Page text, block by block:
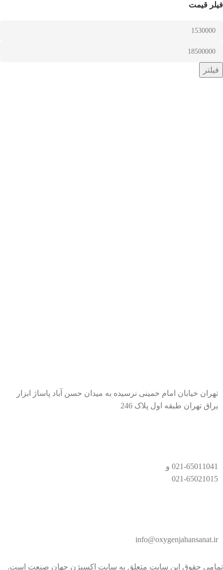
فیلر قیمت
فیلتر
تهران خیابان امام خمینی نرسیده به میدان حسن آباد پاساژ ابزار
یراق تهران طبقه اول پلاک 246
021-65011041 و
021-65021015
info@oxygenjahansanat.ir
تمامی حقوق این سایت متعلق به سایت اکسیژن جهان صنعت است.